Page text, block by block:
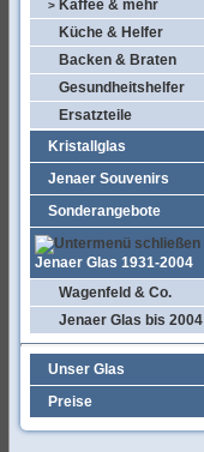
> Kaffee & mehr
Küche & Helfer
Backen & Braten
Gesundheitshelfer
Ersatzteile
Kristallglas
Jenaer Souvenirs
Sonderangebote
Jenaer Glas 1931-2004
Wagenfeld & Co.
Jenaer Glas bis 2004
Unser Glas
Preise